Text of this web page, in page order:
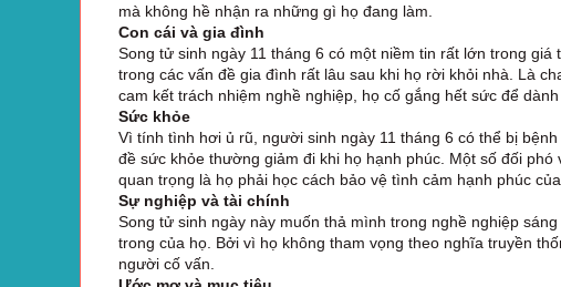
mà không hề nhận ra những gì họ đang làm.
Con cái và gia đình
Song tử sinh ngày 11 tháng 6 có một niềm tin rất lớn trong
trong các vấn đề gia đình rất lâu sau khi họ rời khỏi nhà. Là
cam kết trách nhiệm nghề nghiệp, họ cố gắng hết sức để
Sức khỏe
Vì tính tình hơi ủ rũ, người sinh ngày 11 tháng 6 có thể bị
đề sức khỏe thường giảm đi khi họ hạnh phúc. Một số đối
quan trọng là họ phải học cách bảo vệ tình cảm hạnh phúc
Sự nghiệp và tài chính
Song tử sinh ngày này muốn thả mình trong nghề nghiệp
trong của họ. Bởi vì họ không tham vọng theo nghĩa truyền
người cố vấn.